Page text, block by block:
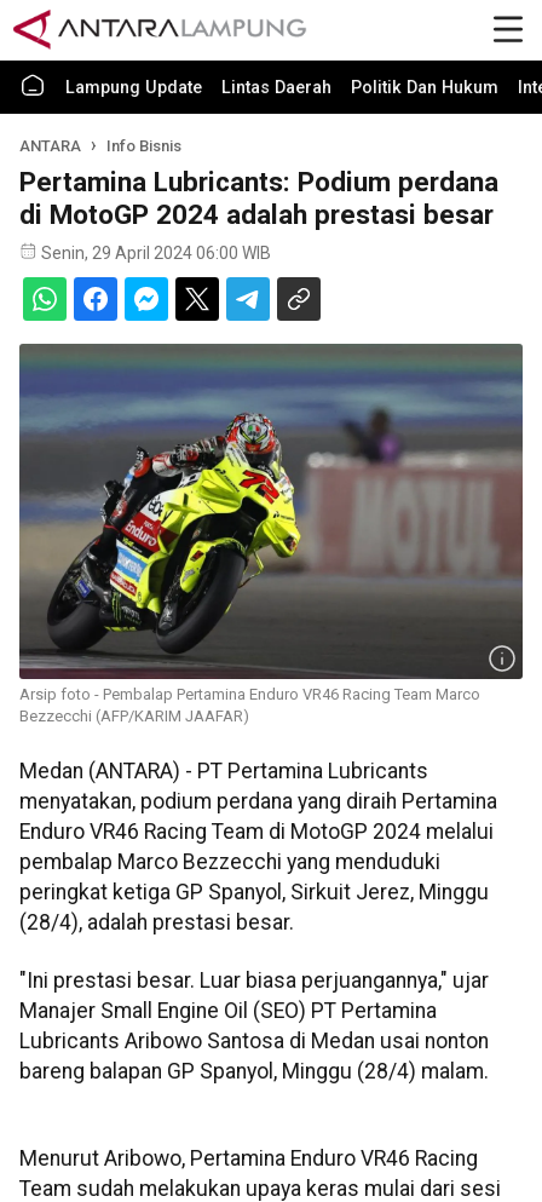
Lampung Update Lintas Daerah Politik Dan Hukum
ANTARA Info Bisnis
Pertamina Lubricants: Podium perdana
di MotoGP 2024 adalah prestasi besar
Senin, 29 April 2024 06:00 WIB
Arsip foto - Pembalap Pertamina Enduro VR46 Racing Team Marco
Bezzecchi (AFP/KARIM JAAFAR)
Medan (ANTARA) - PT Pertamina Lubricants
menyatakan, podium perdana yang diraih Pertamina
Enduro VR46 Racing Team di MotoGP 2024 melalui
pembalap Marco Bezzecchi yang menduduki
peringkat ketiga GP Spanyol, Sirkuit Jerez, Minggu
(28/4), adalah prestasi besar.
"Ini prestasi besar. Luar biasa perjuangannya," ujar
Manajer Small Engine Oil (SEO) PT Pertamina
Lubricants Aribowo Santosa di Medan usai nonton
bareng balapan GP Spanyol, Minggu (28/4) malam.
Menurut Aribowo, Pertamina Enduro VR46 Racing
Team sudah melakukan upaya keras mulai dari sesi